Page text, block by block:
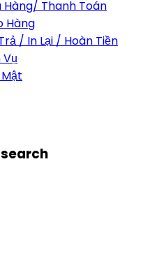
Hàng/ Thanh Toán
Hàng
/ In Lại / Hoàn Tiền